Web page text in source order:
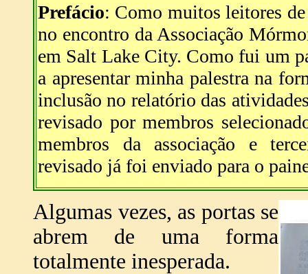
Prefácio: Como muitos leitores
no encontro da Associação
em Salt Lake City. Como fui um
a apresentar minha palestra na
inclusão no relatório das
revisado por membros
membros da associação e
revisado já foi enviado para o
Algumas vezes, as portas se
abrem de uma forma
totalmente inesperada.